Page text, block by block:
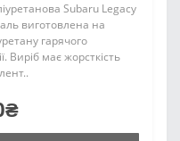
Subaru Legacy
виготовлена на
гарячого
Виріб має жорсткість